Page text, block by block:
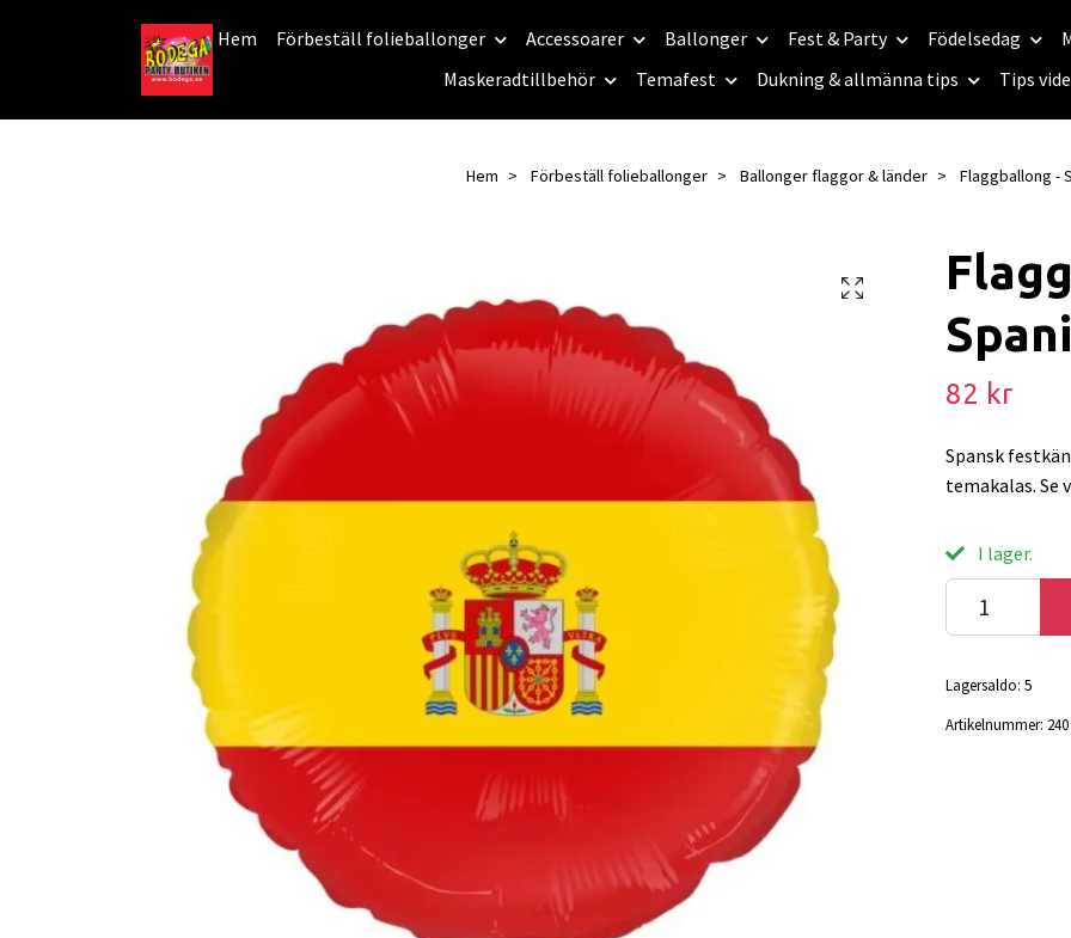
Hem Förbeställ folieballonger Accessoarer Ballonger Fest & Party Födelsedag
Maskeradtillbehör
Temafest Dukning & allmänna tips Tips
Hem Förbeställ folieballonger Ballonger flaggor & länder Flaggballong -
82 kr
Spansk
temakalas.
I lager.
Lagersaldo: 5
Artikelnummer: